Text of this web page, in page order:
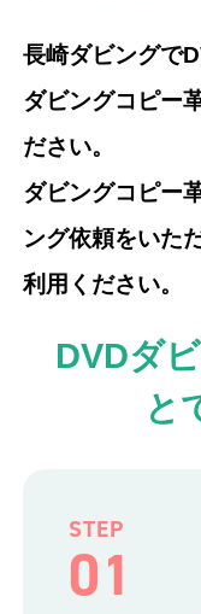
長崎ダビングで
ダビングコピー
ださい。
ダビングコピー
ング依頼をいた
利用ください。
DVDダ
と
STEP
01